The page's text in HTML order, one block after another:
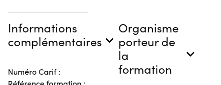
Informations
complémentaires
Numéro Carif :
Organisme
porteur de
la
formation